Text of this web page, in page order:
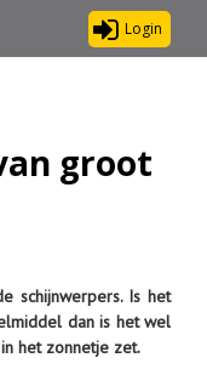
Login
groot
schijnwerpers. Is het
dan is het wel
het zonnetje zet.